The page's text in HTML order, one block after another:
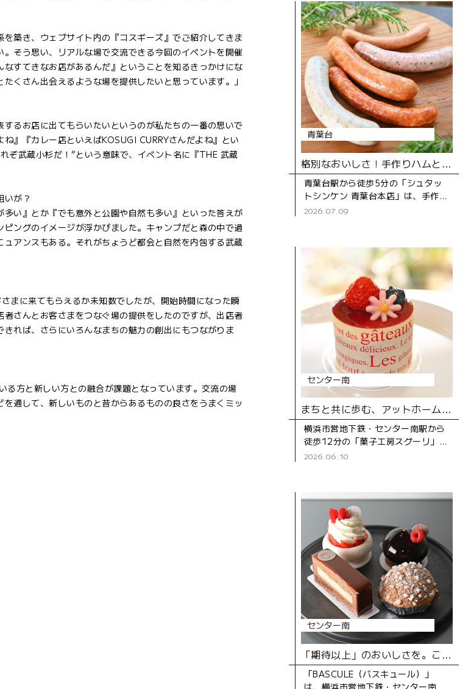
築き、ウェブサイト内の『コスギーズ』でご紹介してきま
そう思い、リアルな場で交流できる今回のイベントを開催
すてきなお店があるんだ』ということを知るきっかけにな
くさん出会えるような場を提供したいと思っています。」
るお店に出てもらいたいというのが私たちの一番の思いで
』『カレー店といえばKOSUGI CURRYさんだよね』とい
ぞ武蔵小杉だ！”という意味で、イベント名に『THE 武蔵
いが？
い』とか『でも意外と公園や自然も多い』といった答えが
ングのイメージが浮かびました。キャンプだと森の中で過
アンスもある。それがちょうど都会と自然を内包する武蔵
まに来てもらえるか未知数でしたが、開始時間になった瞬
さんとお客さまをつなぐ場の提供をしたのですが、出店者
れば、さらにいろんなまちの魅力の創出にもつながりま
る方と新しい方との融合が課題となっています。交流の場
通して、新しいものと昔からあるものの良さをうまくミッ
青葉台
格別なおいしさ！手作りハムとソーセージ専門店
青葉台駅から徒歩5分の「シュタッ
トシンケン 青葉台本店」は、手作り
ハムとソーセージの専門店。創業39
2026.07.09
センター南
まちと共に歩む、アットホームなケーキ屋さん
横浜市営地下鉄・センター南駅から
徒歩12分の「菓子工房スグーリ」
は、パティシエの須栗（すぐり）さ
2026.06.10
センター南
「期待以上」のおいしさを。こだわりが生み出す、とびきりのスイーツ
「BASCULE（バスキュール）」